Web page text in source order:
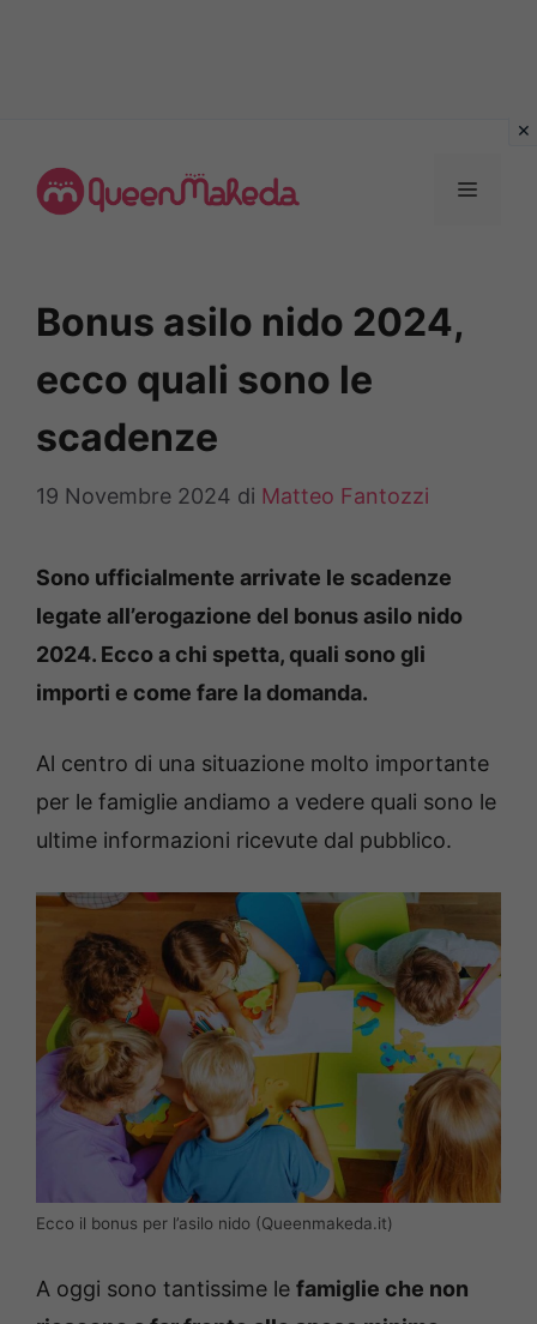
contenuto
MENU
Bonus asilo nido 2024,
ecco quali sono le
scadenze
19 Novembre 2024 di Matteo Fantozzi
Sono ufficialmente arrivate le scadenze
legate all’erogazione del bonus asilo nido
2024. Ecco a chi spetta, quali sono gli
importi e come fare la domanda.
Al centro di una situazione molto importante
per le famiglie andiamo a vedere quali sono le
ultime informazioni ricevute dal pubblico.
Ecco il bonus per l’asilo nido (Queenmakeda.it)
A oggi sono tantissime le famiglie che non